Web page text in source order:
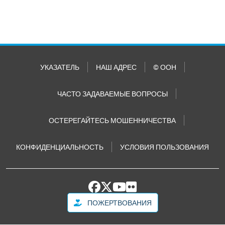
УКАЗАТЕЛЬ НАШ АДРЕС © ООН
ЧАСТО ЗАДАВАЕМЫЕ ВОПРОСЫ
ОСТЕРЕГАЙТЕСЬ МОШЕННИЧЕСТВА
КОНФИДЕНЦИАЛЬНОСТЬ УСЛОВИЯ ПОЛЬЗОВАНИЯ
ПОЖЕРТВОВАНИЯ